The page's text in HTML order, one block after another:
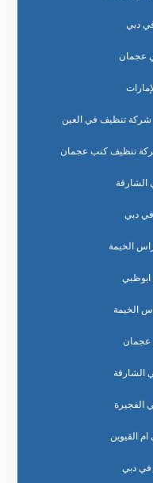
دبي
عجمان
شركة تنظيف في العين
تنظيف كنب عجمان
دبي
الخيمة
الخيمة
عجمان
الشارقة
الفجيرة
القيوين
في دبي